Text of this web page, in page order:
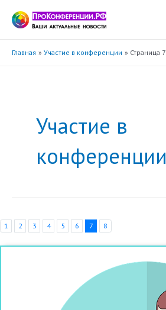
содержимому
Главная Участие в конференции Страница 7
Участие в
конференции
1 2 3 4 5 6 7 8